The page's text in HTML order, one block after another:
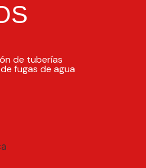
de tuberías
fugas de agua